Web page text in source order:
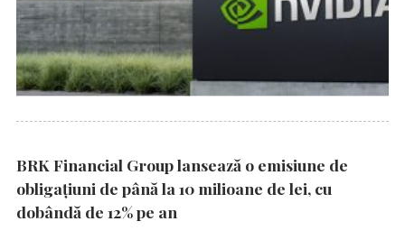
BRK Financial Group lansează o emisiune de
obligațiuni de până la 10 milioane de lei, cu
dobândă de 12% pe an